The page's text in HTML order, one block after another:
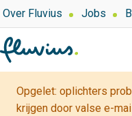
Overslaan
en
naar
de
inhoud
gaan
Top
navigation
Over Fluvius Jobs
Opgelet: oplichters
krijgen door valse e-